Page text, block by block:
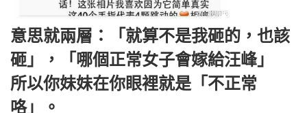
意思就兩層：「就算不是我砸的，也該
砸」，「哪個正常女子會嫁給汪峰」
所以你妹妹在你眼裡就是「不正常
咯」。